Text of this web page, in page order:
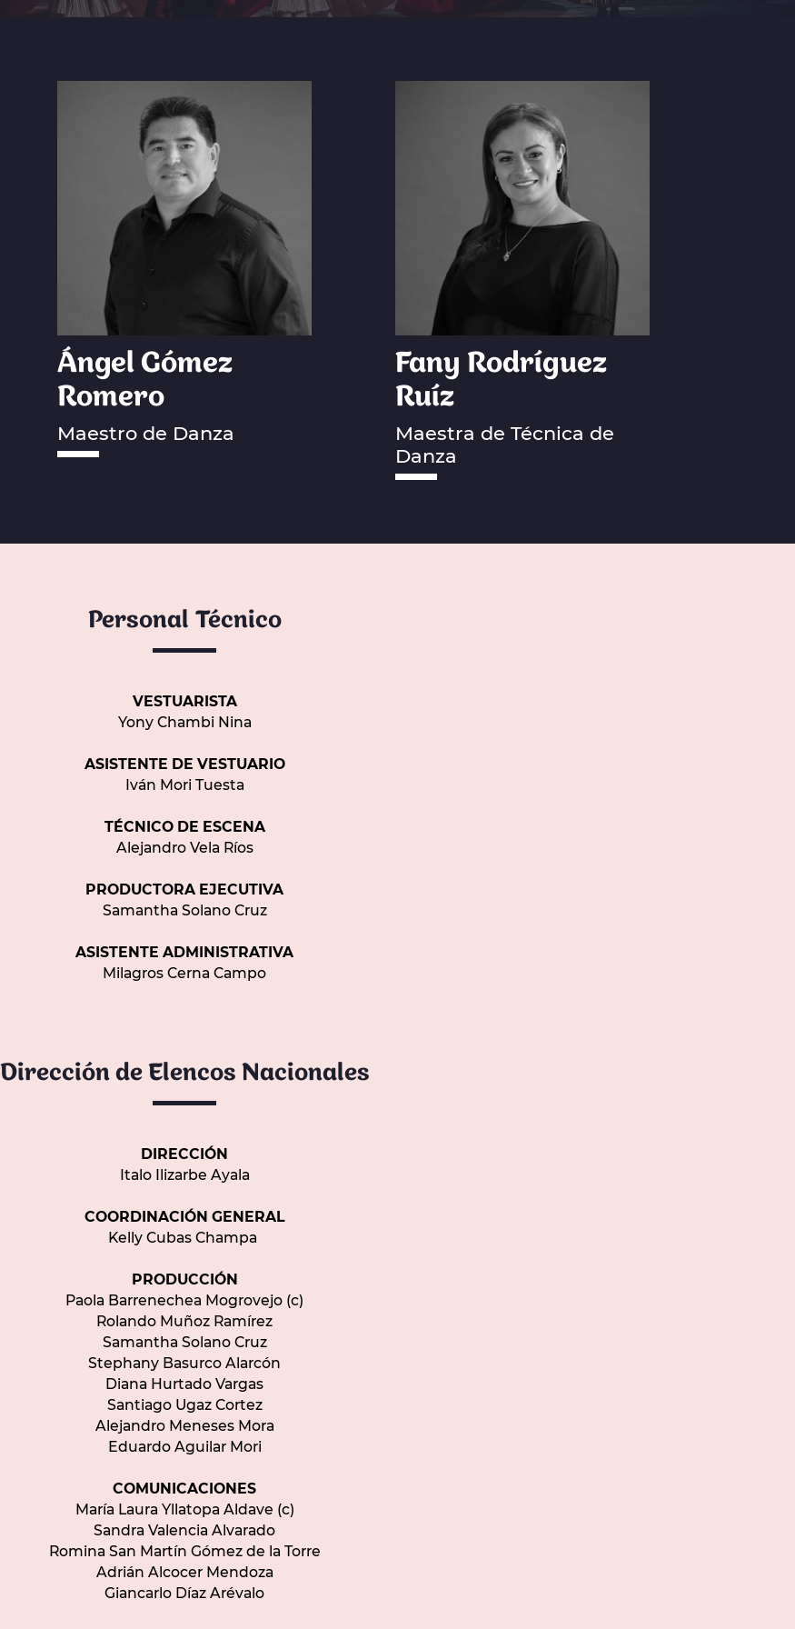
Ángel Gómez
Romero
Maestro de Danza
Fany Rodríguez
Ruíz
Maestra de Técnica de
Danza
Personal Técnico
VESTUARISTA
Yony Chambi Nina
ASISTENTE DE VESTUARIO
Iván Mori Tuesta
TÉCNICO DE ESCENA
Alejandro Vela Ríos
PRODUCTORA EJECUTIVA
Samantha Solano Cruz
ASISTENTE ADMINISTRATIVA
Milagros Cerna Campo
Dirección de Elencos Nacionales
DIRECCIÓN
Italo Ilizarbe Ayala
COORDINACIÓN GENERAL
Kelly Cubas Champa
PRODUCCIÓN
Paola Barrenechea Mogrovejo (c)
Rolando Muñoz Ramírez
Samantha Solano Cruz
Stephany Basurco Alarcón
Diana Hurtado Vargas
Santiago Ugaz Cortez
Alejandro Meneses Mora
Eduardo Aguilar Mori
COMUNICACIONES
María Laura Yllatopa Aldave (c)
Sandra Valencia Alvarado
Romina San Martín Gómez de la Torre
Adrián Alcocer Mendoza
Giancarlo Díaz Arévalo